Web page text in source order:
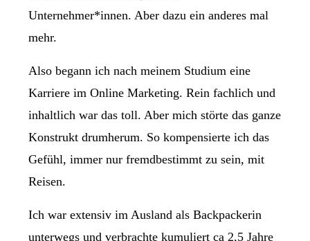
Unternehmer*innen. Aber dazu ein anderes mal
mehr.
Also begann ich nach meinem Studium eine
Karriere im Online Marketing. Rein fachlich und
inhaltlich war das toll. Aber mich störte das ganze
Konstrukt drumherum. So kompensierte ich das
Gefühl, immer nur fremdbestimmt zu sein, mit
Reisen.
Ich war extensiv im Ausland als Backpackerin
unterwegs und verbrachte kumuliert ca 2,5 Jahre